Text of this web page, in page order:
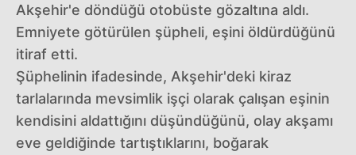
Akşehir'e döndüğü otobüste gözaltına aldı.
Emniyete götürülen şüpheli, eşini öldürdüğünü
itiraf etti.
Şüphelinin ifadesinde, Akşehir'deki kiraz
tarlalarında mevsimlik işçi olarak çalışan eşinin
kendisini aldattığını düşündüğünü, olay akşamı
eve geldiğinde tartıştıklarını, boğarak